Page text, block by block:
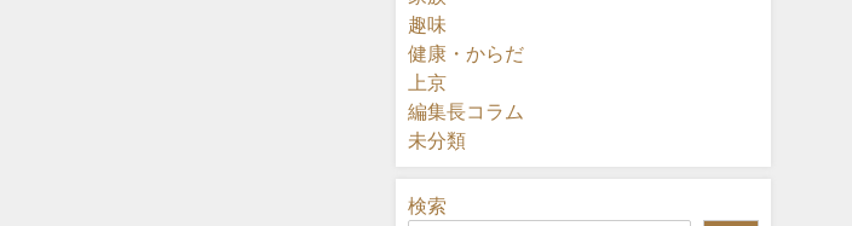
趣味
健康・からだ
上京
編集長コラム
未分類
検索